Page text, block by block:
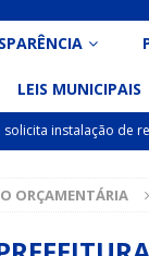
LEIS MUNICIPAIS
solicita instalação de
Gazineu
ORÇAMENTÁRIA